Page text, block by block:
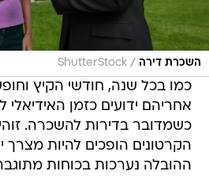
השכרת דירה /
ShutterStock
כמו בכל שנה, חודשי הקיץ
אחריהם ידועים כזמן
כשמדובר בדירות להשכרה.
הקרטונים הופכים להיות מצרך
ההובלה נערכות בכוחות